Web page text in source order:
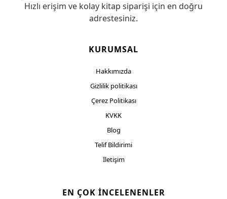
Hızlı erişim ve kolay kitap siparişi için en doğru
adrestesiniz.
KURUMSAL
Hakkımızda
Gizlilik politikası
Çerez Politikası
KVKK
Blog
Telif Bildirimi
İletişim
EN ÇOK İNCELENENLER